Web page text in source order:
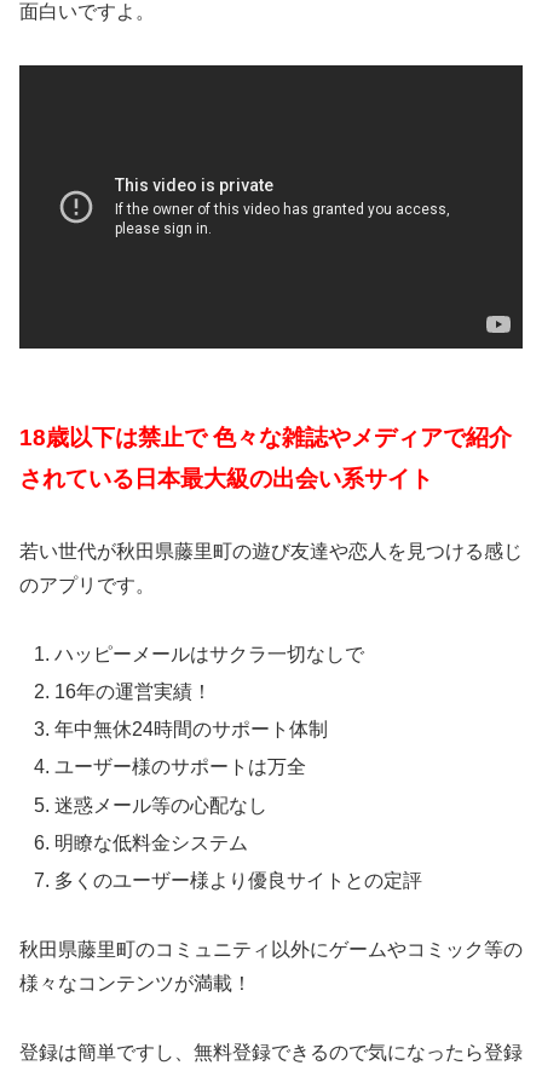
面白いですよ。
18歳以下は禁止で 色々な雑誌やメディアで紹介
されている日本最大級の出会い系サイト
若い世代が秋田県藤里町の遊び友達や恋人を見つける感じ
のアプリです。
ハッピーメールはサクラ一切なしで
16年の運営実績！
年中無休24時間のサポート体制
ユーザー様のサポートは万全
迷惑メール等の心配なし
明瞭な低料金システム
多くのユーザー様より優良サイトとの定評
秋田県藤里町のコミュニティ以外にゲームやコミック等の
様々なコンテンツが満載！
登録は簡単ですし、無料登録できるので気になったら登録